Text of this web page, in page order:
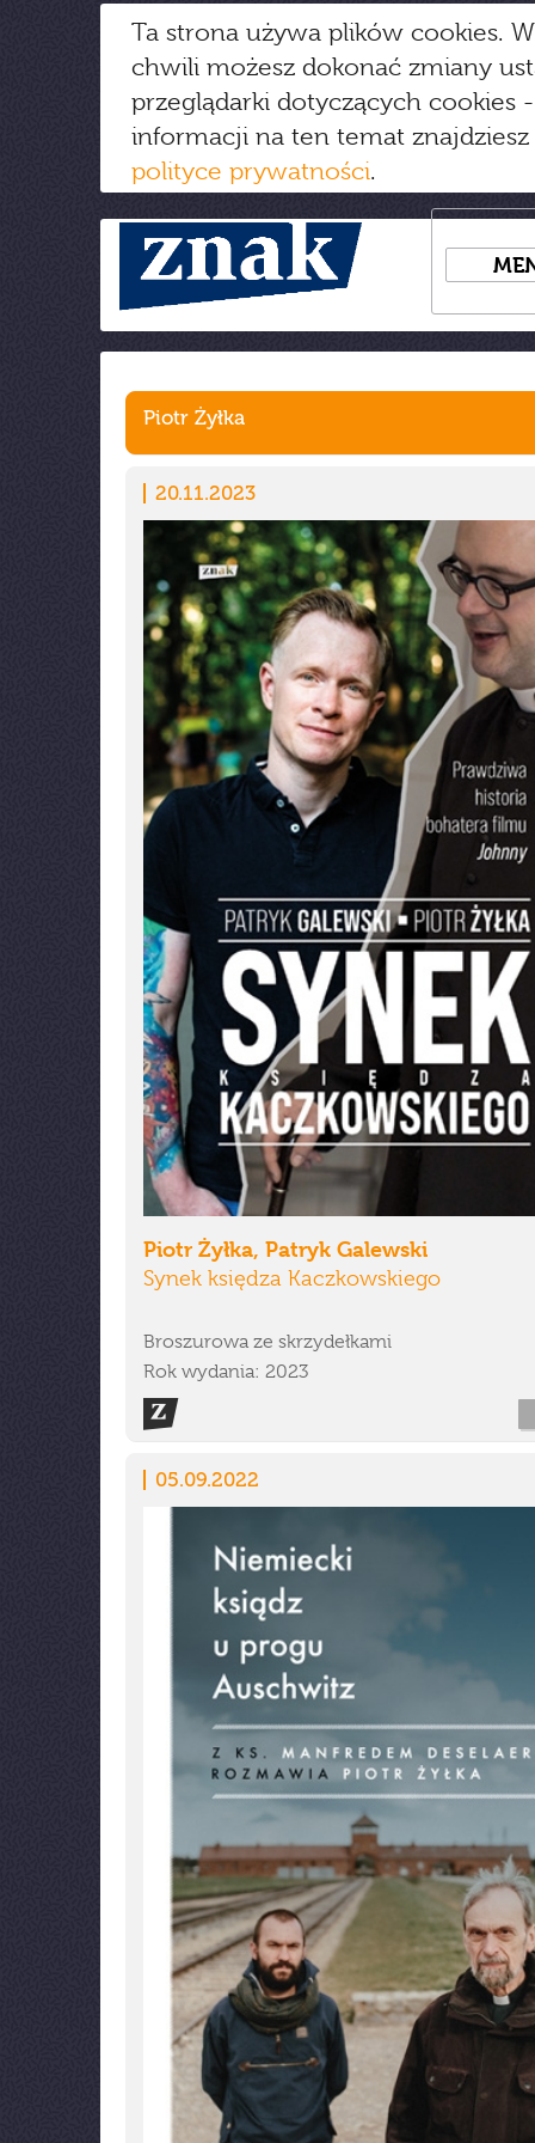
Ta strona używa plików cookies.
chwili możesz dokonać zmiany
przeglądarki dotyczących cookies
informacji na ten temat
polityce prywatności.
Piotr Żyłka
20.11.2023
Piotr Żyłka, Patryk Galewski
Synek księdza Kaczkowskiego
Broszurowa ze skrzydełkami
Rok wydania: 2023
05.09.2022